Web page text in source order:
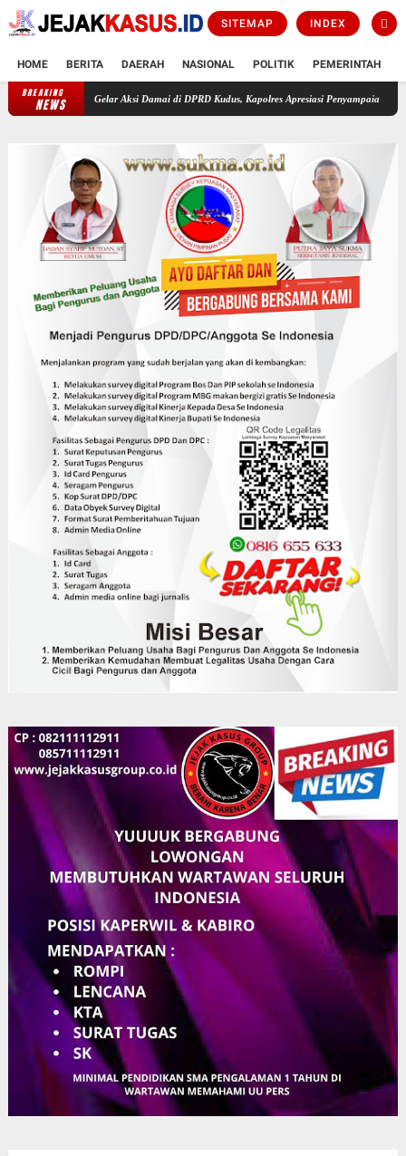
SITEMAP INDEX
HOME BERITA DAERAH NASIONAL POLITIK PEMERINTAH
BREAKING
NEWS
Massa Gelar Aksi Damai di DPRD Kudus, Kapolres Apresiasi Penyampaian Aspirasi yang